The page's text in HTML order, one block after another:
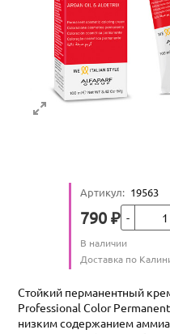
Артикул: 19563
Цена
790 ₽
Количество
В наличии
Условия доставки
Доставка по
Стойкий перманентный
Professional Color
низким содержанием